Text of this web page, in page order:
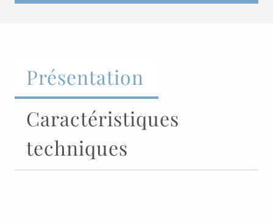
Présentation
Caractéristiques
techniques